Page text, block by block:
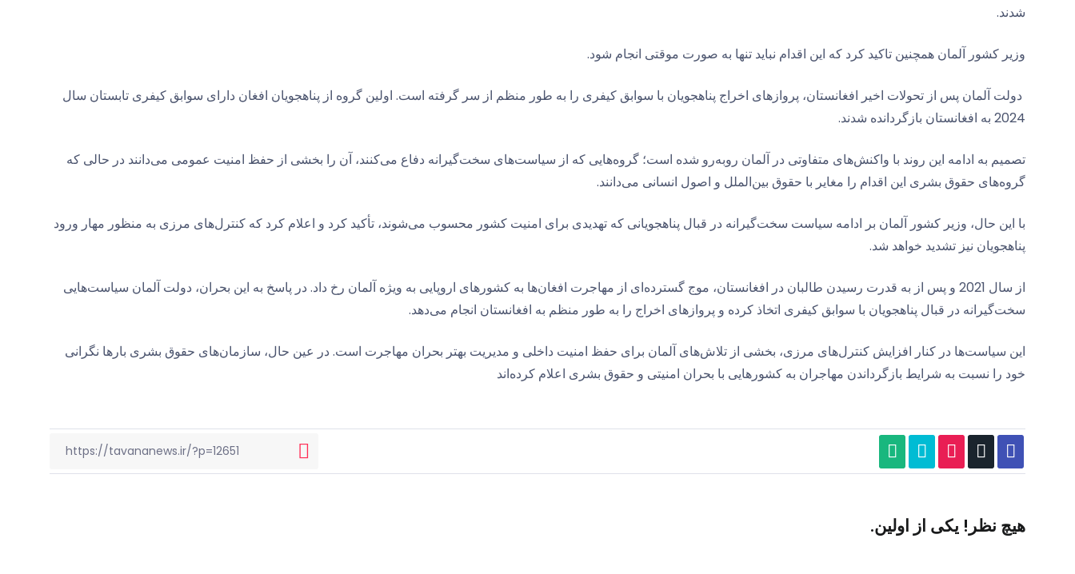
شدند.
وزیر کشور آلمان همچنین تاکید کرد که این اقدام نباید تنها به صورت موقتی انجام شود.
دولت آلمان پس از تحولات اخیر افغانستان، پروازهای اخراج پناهجویان با سوابق کیفری را به طور منظم از سر گرفته است. اولین گروه از پناهجویان افغان دارای سوابق کیفری تابستان سال
2024 به افغانستان بازگردانده شدند.
تصمیم به ادامه این روند با واکنش‌های متفاوتی در آلمان روبه‌رو شده است؛ گروه‌هایی که از سیاست‌های سخت‌گیرانه دفاع می‌کنند، آن را بخشی از حفظ امنیت عمومی می‌دانند در حالی که
گروه‌های حقوق بشری این اقدام را مغایر با حقوق بین‌الملل و اصول انسانی می‌دانند.
با این حال، وزیر کشور آلمان بر ادامه سیاست سخت‌گیرانه در قبال پناهجویانی که تهدیدی برای امنیت کشور محسوب می‌شوند، تأکید کرد و اعلام کرد که کنترل‌های مرزی به منظور مهار ورود
پناهجویان نیز تشدید خواهد شد.
از سال 2021 و پس از به قدرت رسیدن طالبان در افغانستان، موج گسترده‌ای از مهاجرت افغان‌ها به کشورهای اروپایی به ویژه آلمان رخ داد. در پاسخ به این بحران، دولت آلمان سیاست‌هایی
سخت‌گیرانه در قبال پناهجویان با سوابق کیفری اتخاذ کرده و پروازهای اخراج را به طور منظم به افغانستان انجام می‌دهد.
این سیاست‌ها در کنار افزایش کنترل‌های مرزی، بخشی از تلاش‌های آلمان برای حفظ امنیت داخلی و مدیریت بهتر بحران مهاجرت است. در عین حال، سازمان‌های حقوق بشری بارها نگرانی
خود را نسبت به شرایط بازگرداندن مهاجران به کشورهایی با بحران امنیتی و حقوق بشری اعلام کرده‌اند
هیچ نظر! یکی از اولین.